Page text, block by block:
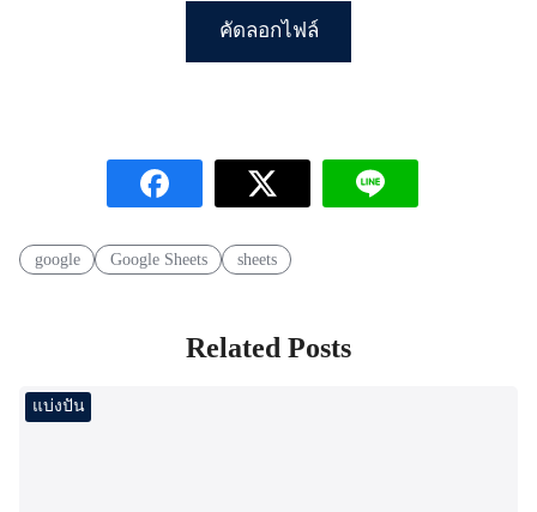
คัดลอกไฟล์
google Google Sheets sheets
Related Posts
แบ่งปัน